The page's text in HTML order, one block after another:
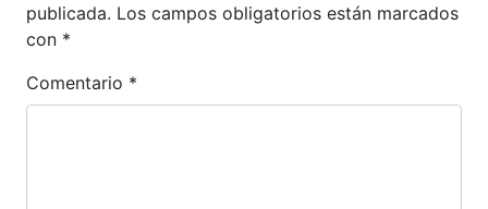
publicada. Los campos obligatorios están marcados
con *
Comentario *